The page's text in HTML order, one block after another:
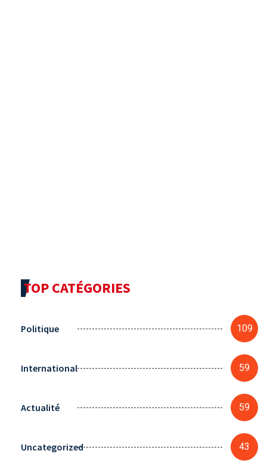
TOP CATÉGORIES
Politique 109
International 59
Actualité 59
Uncategorized 43